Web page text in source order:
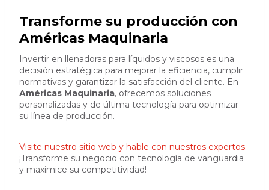
Transforme su producción con
Américas Maquinaria
Invertir en llenadoras para líquidos y viscosos es una
decisión estratégica para mejorar la eficiencia, cumplir
normativas y garantizar la satisfacción del cliente. En
Américas Maquinaria, ofrecemos soluciones
personalizadas y de última tecnología para optimizar
su línea de producción.
Visite nuestro sitio web y hable con nuestros expertos.
¡Transforme su negocio con tecnología de vanguardia
y maximice su competitividad!